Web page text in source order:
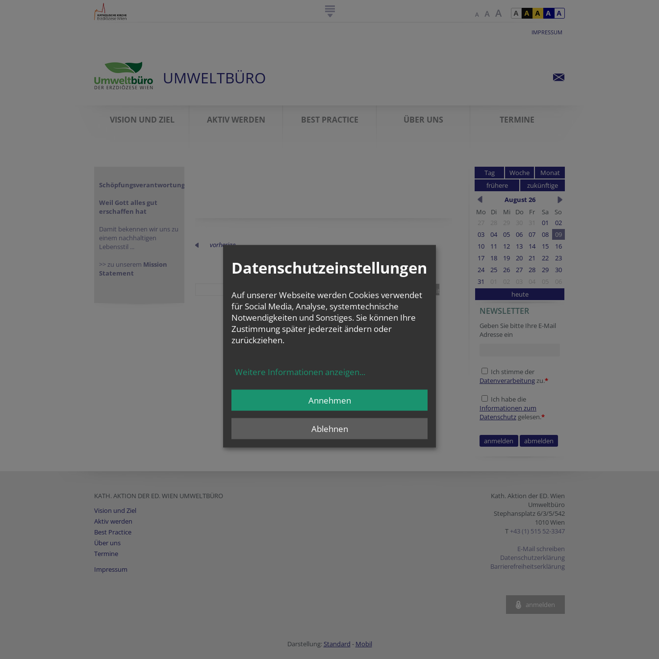
IMPRESSUM
UMWELTBÜRO
VISION UND ZIEL AKTIV WERDEN BEST PRACTICE ÜBER UNS TERMINE
Schöpfungsverantwortung
Weil Gott alles gut
erschaffen hat
Damit bekennen wir uns zu
einem nachhaltigen
Lebensstil ...
>> zu unserem Mission
Statement
vorherige
tweet pin it
Tag Woche
Monat
frühere
zukünftige
August 26
Mo
Di Mi Do Fr Sa
So
27
28 29 30 31 01
02
03
04 05 06 07 08
09
10
11 12 13 14 15
16
17
18 19 20 21 22
23
24
25 26 27 28 29
30
31
01 02 03 04 05
06
heute
NEWSLETTER
Geben Sie bitte Ihre E-Mail
Adresse ein
Ich stimme der
Datenverarbeitungzu.*
Ich habe die
Informationen zum
Datenschutz gelesen.*
KATH. AKTION DER ED. WIEN UMWELTBÜRO
Vision und Ziel
Aktiv werden
Best Practice
Über uns
Termine
Impressum
Kath. Aktion der ED. Wien
Umweltbüro
Stephansplatz 6/3/5/542
1010 Wien
T +43 (1) 515 52-3347
E-Mail schreiben
Datenschutzerklärung
Barrierefreiheitserklärung
anmelden
Darstellung: Standard - Mobil
Datenschutzeinstellungen
Auf unserer Webseite werden Cookies verwendet
für Social Media, Analyse, systemtechnische
Notwendigkeiten und Sonstiges. Sie können Ihre
Zustimmung später jederzeit ändern oder
zurückziehen.
Weitere Informationen anzeigen...
Ablehnen
Annehmen